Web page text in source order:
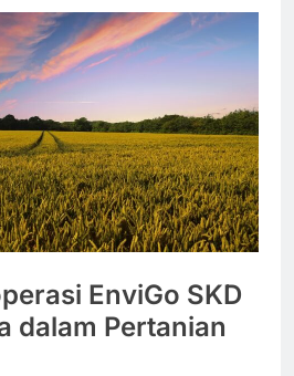
EnviGo SKD
dalam Pertanian